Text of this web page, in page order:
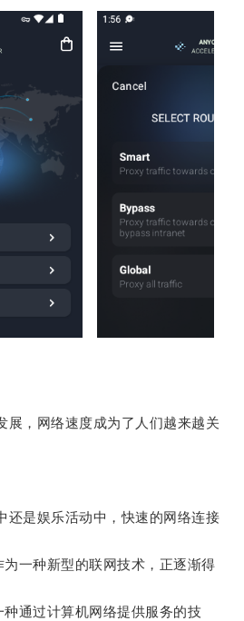
，网络速度成为了人们越来越关
是娱乐活动中，快速的网络连接
种新型的联网技术，正逐渐得
过计算机网络提供服务的技